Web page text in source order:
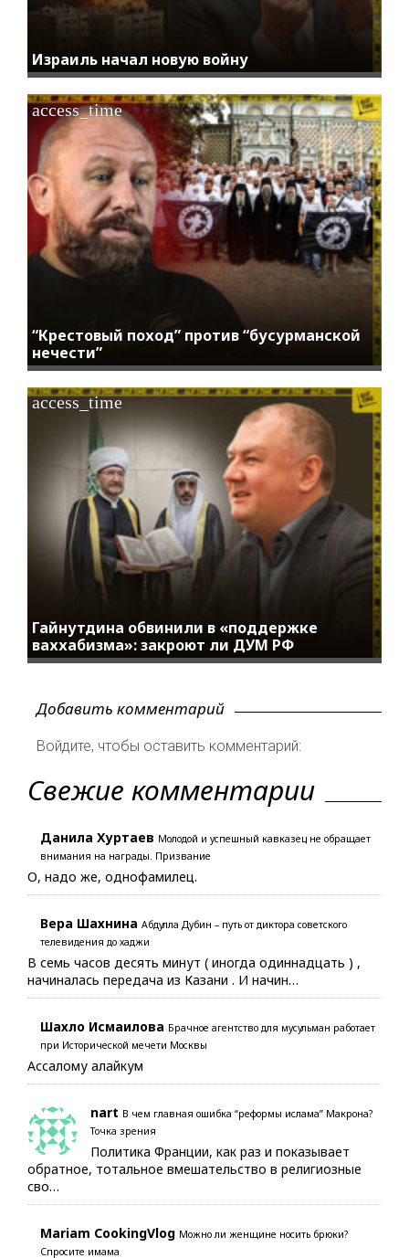
Израиль начал новую войну
“Крестовый поход” против “бусурманской
нечести”
access_time
Гайнутдина обвинили в «поддержке
ваххабизма»: закроют ли ДУМ РФ
access_time
Добавить комментарий
Войдите, чтобы оставить комментарий:
Свежие комментарии
Данила Хуртаев Молодой и успешный кавказец не обращает
внимания на награды. Призвание
О, надо же, однофамилец.
Вера Шахнина Абдулла Дубин – путь от диктора советского
телевидения до хаджи
В семь часов десять минут ( иногда одиннадцать ) ,
начиналась передача из Казани . И начин…
Шахло Исмаилова Брачное агентство для мусульман работает
при Исторической мечети Москвы
Ассалому алайкум
nart В чем главная ошибка “реформы ислама” Макрона?
Точка зрения
Политика Франции, как раз и показывает
обратное, тотальное вмешательство в религиозные
сво…
Mariam CookingVlog Можно ли женщине носить брюки?
Спросите имама